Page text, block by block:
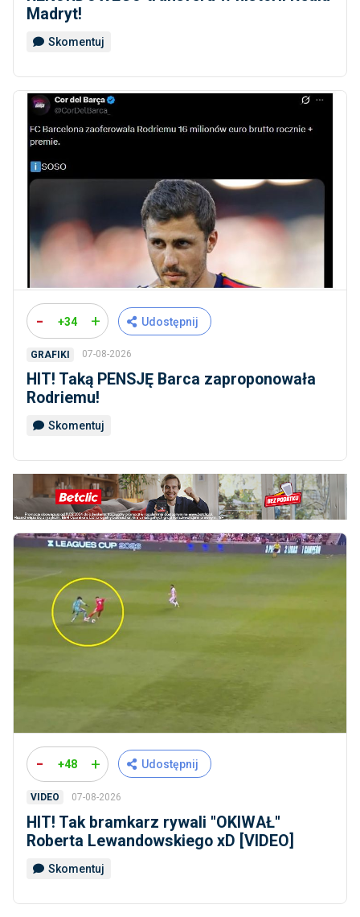
Madryt!
Skomentuj
- +34 + Udostępnij
GRAFIKI 07-08-2026
HIT! Taką PENSJĘ Barca zaproponowała
Rodriemu!
Skomentuj
- +48 + Udostępnij
VIDEO 07-08-2026
HIT! Tak bramkarz rywali ''OKIWAŁ''
Roberta Lewandowskiego xD [VIDEO]
Skomentuj